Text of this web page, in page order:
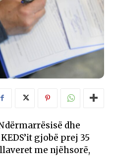
dhe
gjobë prej 35
me njëhsorë,